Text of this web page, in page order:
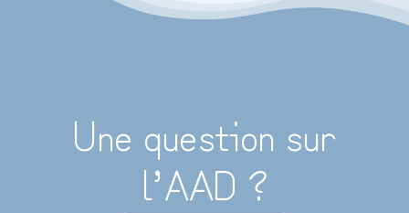
Une question sur
l’AAD ?